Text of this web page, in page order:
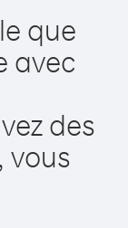
que
avec
des
vous